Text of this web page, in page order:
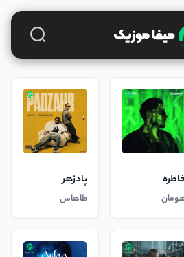
پادزهر
طاهاس